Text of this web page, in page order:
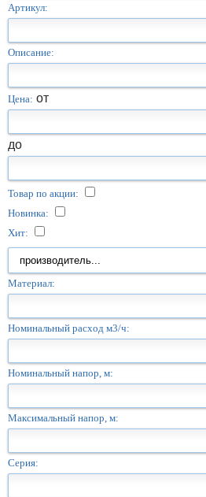
Артикул:
Описание:
Цена: от
до
Товар по акции:
Новинка:
Хит:
Материал:
Номинальный расход м3/ч:
Номинальный напор, м:
Максимальный напор, м:
Серия: